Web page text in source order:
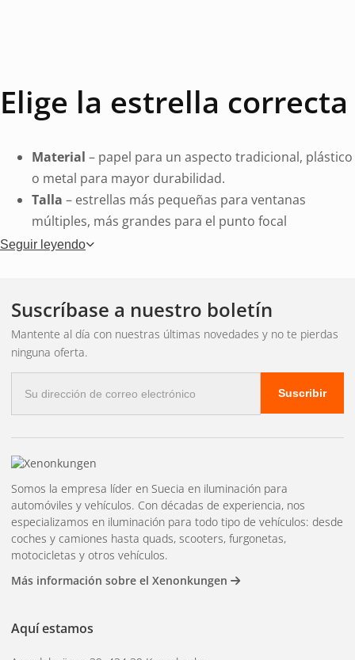
Elige la estrella correcta
Material – papel para un aspecto tradicional, plástico
o metal para mayor durabilidad.
Talla – estrellas más pequeñas para ventanas
múltiples, más grandes para el punto focal
Funciona con pilas o con la red eléctrica.
problemas durante toda la noche.
Color claro– El blanco cálido es un clásico, los tonos
más fríos dan un aspecto más moderno.
Tipos comunes de
estrellas
estrellas de papel– estrellas clásicas de Adviento, a
menudo con suspensión
estrellas de plástico– duradero y fácil de cuidar
Estrellas de metal– diseño más moderno, a menudo
con múltiples puntos de luz.
Compra estrellas en
Seguir leyendo
Suscríbase a nuestro boletín
Mantente al día con nuestras últimas novedades y no te pierdas
ninguna oferta.
electrónico
Suscribir
Somos la empresa líder en Suecia en iluminación para
automóviles y vehículos. Con décadas de experiencia, nos
especializamos en iluminación para todo tipo de vehículos: desde
coches y camiones hasta quads, scooters, furgonetas,
motocicletas y otros vehículos.
Más información sobre el Xenonkungen
Aquí estamos